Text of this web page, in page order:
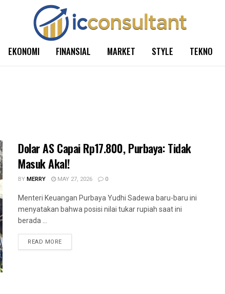
EKONOMI FINANSIAL MARKET STYLE TEKNO
Dolar AS Capai Rp17.800, Purbaya: Tidak
Masuk Akal!
BYMERRY MAY 27, 2026 0
Menteri Keuangan Purbaya Yudhi Sadewa baru-baru ini
menyatakan bahwa posisi nilai tukar rupiah saat ini
berada ...
READ MORE